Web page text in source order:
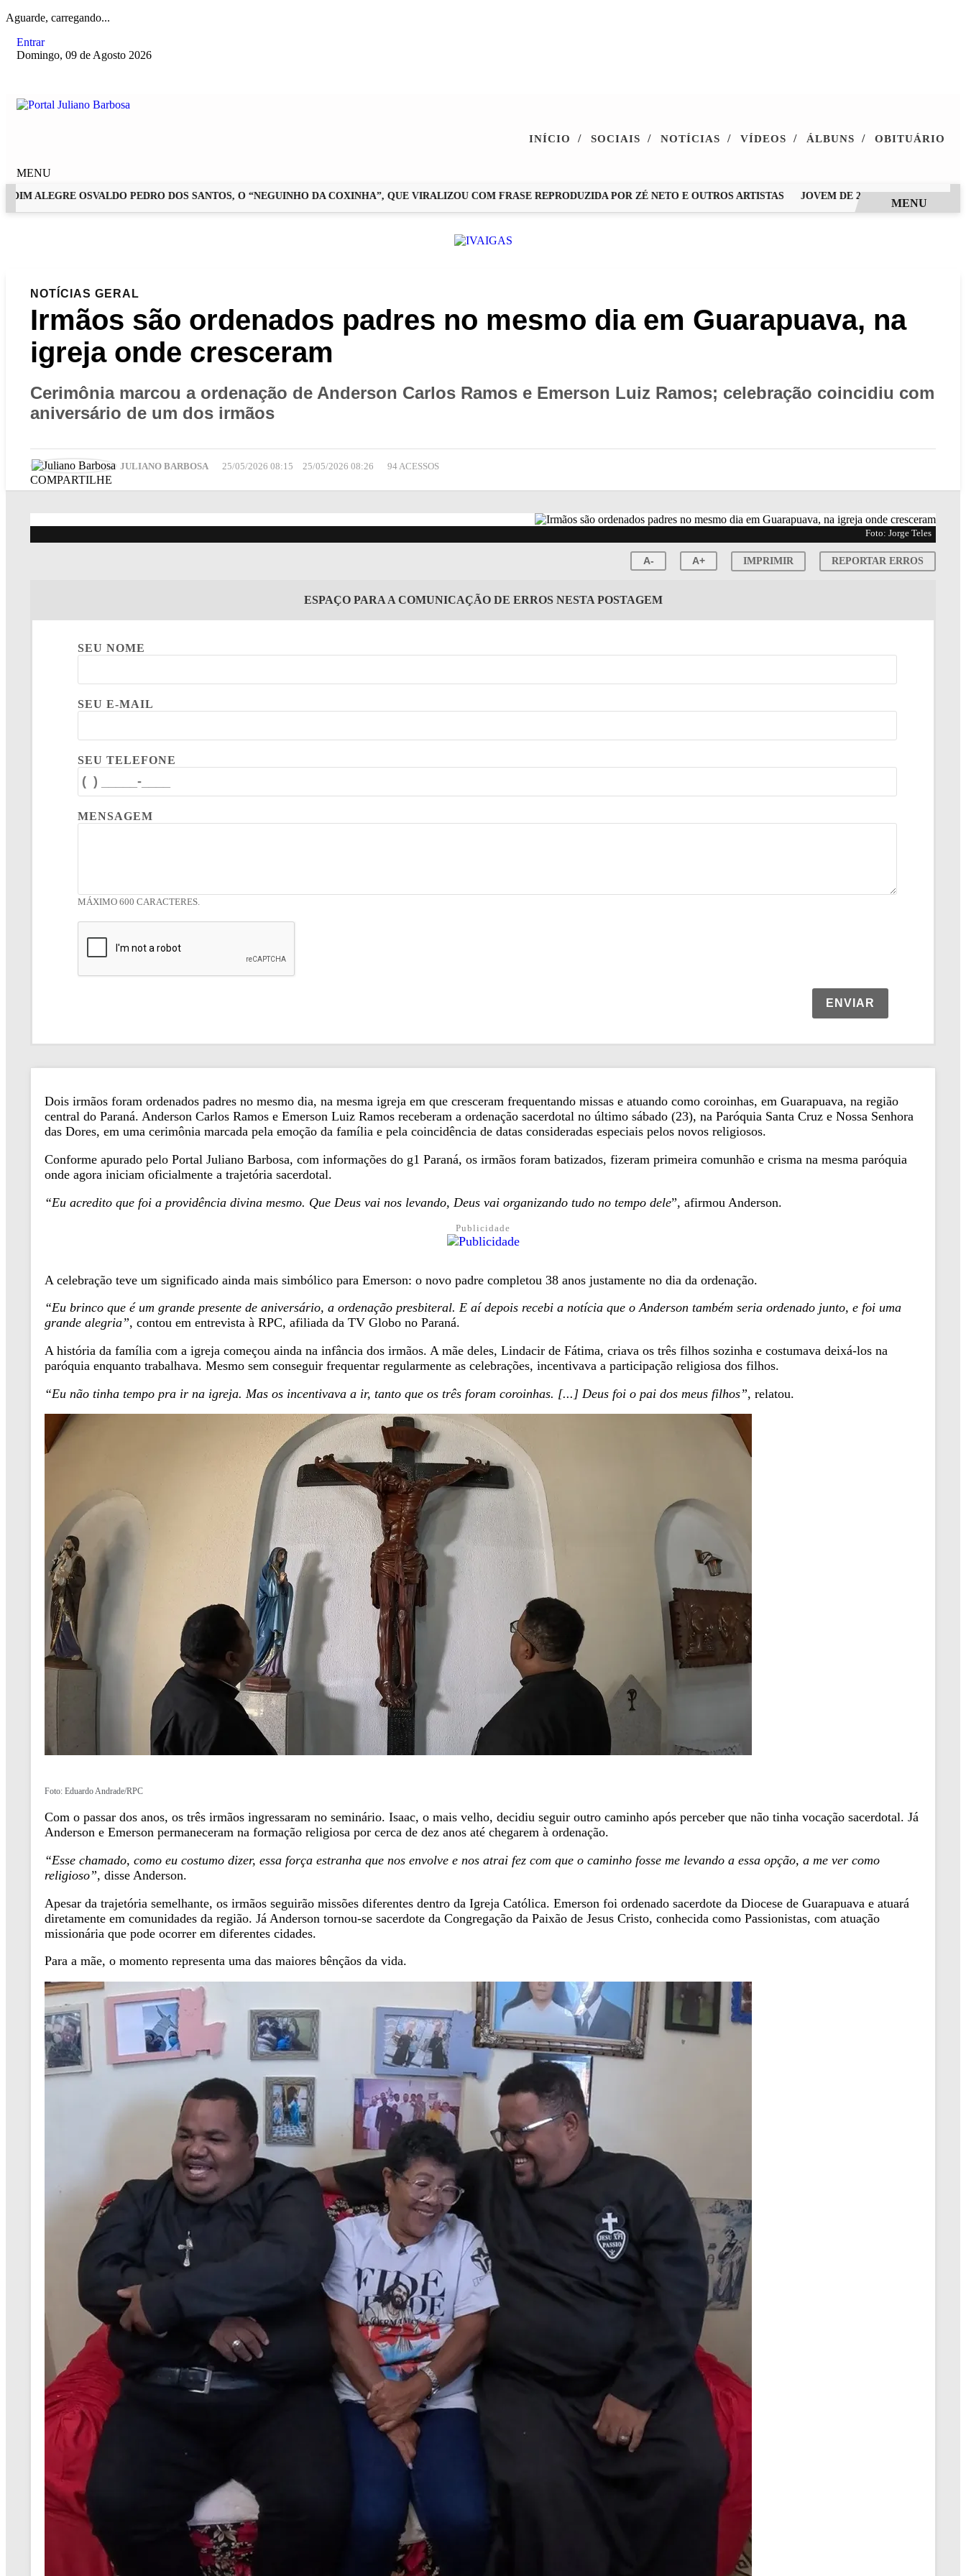
Aguarde, carregando...
Entrar
Domingo, 09 de Agosto 2026
INÍCIO / SOCIAIS / NOTÍCIAS / VÍDEOS / ÁLBUNS / OBITUÁRIO
MENU
ALEGRE OSVALDO PEDRO DOS SANTOS, O “NEGUINHO DA COXINHA”, QUE VIRALIZOU COM FRASE REPRODUZIDA POR ZÉ NETO E OUTROS ARTISTAS JOVEM DE 28 ANOS MORRE APÓS
MENU
NOTÍCIAS GERAL
Irmãos são ordenados padres no mesmo dia em Guarapuava, na
igreja onde cresceram
Cerimônia marcou a ordenação de Anderson Carlos Ramos e Emerson Luiz Ramos; celebração coincidiu com
aniversário de um dos irmãos
JULIANO BARBOSA 25/05/2026 08:15 25/05/2026 08:26 94 ACESSOS
COMPARTILHE
Foto: Jorge Teles
A- A+ IMPRIMIR REPORTAR ERROS
ESPAÇO PARA A COMUNICAÇÃO DE ERROS NESTA POSTAGEM
SEU NOME
SEU E-MAIL
SEU TELEFONE
MENSAGEM
MÁXIMO 600 CARACTERES.
ENVIAR
Dois irmãos foram ordenados padres no mesmo dia, na mesma igreja em que cresceram frequentando missas e atuando como coroinhas, em Guarapuava, na região
central do Paraná. Anderson Carlos Ramos e Emerson Luiz Ramos receberam a ordenação sacerdotal no último sábado (23), na Paróquia Santa Cruz e Nossa Senhora
das Dores, em uma cerimônia marcada pela emoção da família e pela coincidência de datas consideradas especiais pelos novos religiosos.
Conforme apurado pelo Portal Juliano Barbosa, com informações do g1 Paraná, os irmãos foram batizados, fizeram primeira comunhão e crisma na mesma paróquia
onde agora iniciam oficialmente a trajetória sacerdotal.
“Eu acredito que foi a providência divina mesmo. Que Deus vai nos levando, Deus vai organizando tudo no tempo dele”, afirmou Anderson.
Publicidade
A celebração teve um significado ainda mais simbólico para Emerson: o novo padre completou 38 anos justamente no dia da ordenação.
“Eu brinco que é um grande presente de aniversário, a ordenação presbiteral. E aí depois recebi a notícia que o Anderson também seria ordenado junto, e foi uma
grande alegria”, contou em entrevista à RPC, afiliada da TV Globo no Paraná.
A história da família com a igreja começou ainda na infância dos irmãos. A mãe deles, Lindacir de Fátima, criava os três filhos sozinha e costumava deixá-los na
paróquia enquanto trabalhava. Mesmo sem conseguir frequentar regularmente as celebrações, incentivava a participação religiosa dos filhos.
“Eu não tinha tempo pra ir na igreja. Mas os incentivava a ir, tanto que os três foram coroinhas. [...] Deus foi o pai dos meus filhos”, relatou.
Foto: Eduardo Andrade/RPC
Com o passar dos anos, os três irmãos ingressaram no seminário. Isaac, o mais velho, decidiu seguir outro caminho após perceber que não tinha vocação sacerdotal. Já
Anderson e Emerson permaneceram na formação religiosa por cerca de dez anos até chegarem à ordenação.
“Esse chamado, como eu costumo dizer, essa força estranha que nos envolve e nos atrai fez com que o caminho fosse me levando a essa opção, a me ver como
religioso”, disse Anderson.
Apesar da trajetória semelhante, os irmãos seguirão missões diferentes dentro da Igreja Católica. Emerson foi ordenado sacerdote da Diocese de Guarapuava e atuará
diretamente em comunidades da região. Já Anderson tornou-se sacerdote da Congregação da Paixão de Jesus Cristo, conhecida como Passionistas, com atuação
missionária que pode ocorrer em diferentes cidades.
Para a mãe, o momento representa uma das maiores bênçãos da vida.